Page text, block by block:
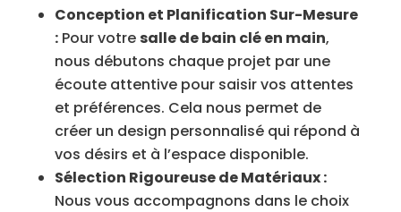
Conception et Planification Sur-Mesure
:Pour votre salle de bain clé en main,
nous débutons chaque projet par une
écoute attentive pour saisir vos attentes
et préférences. Cela nous permet de
créer un design personnalisé qui répond à
vos désirs et à l’espace disponible.
Sélection Rigoureuse de Matériaux :
Nous vous accompagnons dans le choix